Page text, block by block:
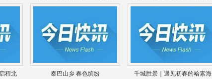
程北 秦巴山乡 春色缤纷 千城胜景｜遇见初春的哈素海